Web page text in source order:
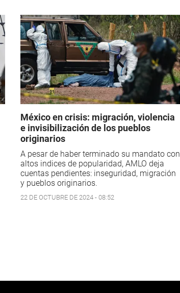
México en crisis: migración, violencia
e invisibilización de los pueblos
originarios
A pesar de haber terminado su mandato con
altos indices de popularidad, AMLO deja
cuentas pendientes: inseguridad, migración
y pueblos originarios.
22 DE OCTUBRE DE 2024 - 08:52